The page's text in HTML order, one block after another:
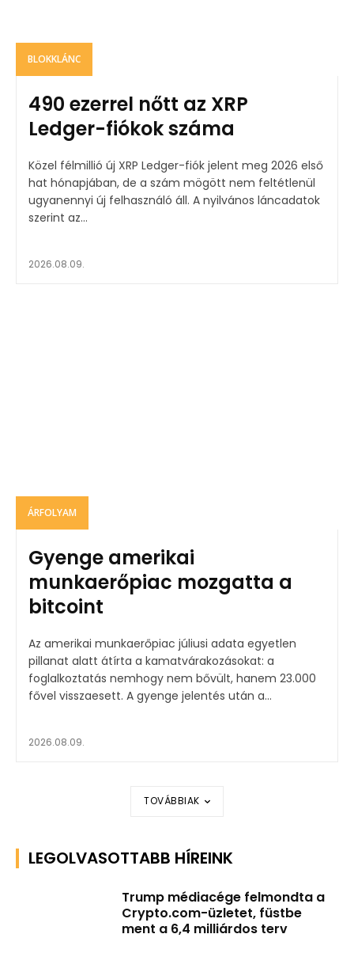
BLOKKLÁNC
490 ezerrel nőtt az XRP
Ledger-fiókok száma
Közel félmillió új XRP Ledger-fiók jelent meg 2026 első
hat hónapjában, de a szám mögött nem feltétlenül
ugyanennyi új felhasználó áll. A nyilvános láncadatok
szerint az...
2026.08.09.
ÁRFOLYAM
Gyenge amerikai
munkaerőpiac mozgatta a
bitcoint
Az amerikai munkaerőpiac júliusi adata egyetlen
pillanat alatt átírta a kamatvárakozásokat: a
foglalkoztatás nemhogy nem bővült, hanem 23.000
fővel visszaesett. A gyenge jelentés után a...
2026.08.09.
TOVÁBBIAK
LEGOLVASOTTABB HÍREINK
Trump médiacége felmondta a
Crypto.com-üzletet, füstbe
ment a 6,4 milliárdos terv